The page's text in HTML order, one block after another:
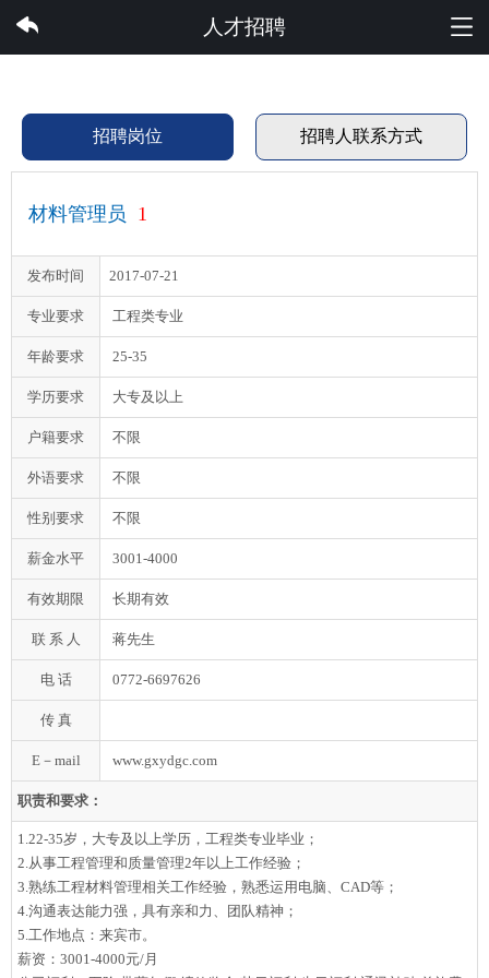
完美集团有限公司
人才招聘
招聘岗位 招聘人联系方式
材料管理员 1
发布时间 2017-07-21
专业要求 工程类专业
年龄要求 25-35
学历要求 大专及以上
户籍要求 不限
外语要求 不限
性别要求 不限
薪金水平 3001-4000
有效期限 长期有效
联 系 人 蒋先生
电 话 0772-6697626
传 真
E－mail www.gxydgc.com
职责和要求：
1.22-35岁，大专及以上学历，工程类专业毕业；
2.从事工程管理和质量管理2年以上工作经验；
3.熟练工程材料管理相关工作经验，熟悉运用电脑、CAD等；
4.沟通表达能力强，具有亲和力、团队精神；
5.工作地点：来宾市。
薪资：3001-4000元/月